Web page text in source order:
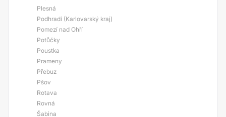
Plesná
Podhradí (Karlovarský kraj)
Pomezí nad Ohří
Potůčky
Poustka
Prameny
Přebuz
Pšov
Rotava
Rovná
Šabina